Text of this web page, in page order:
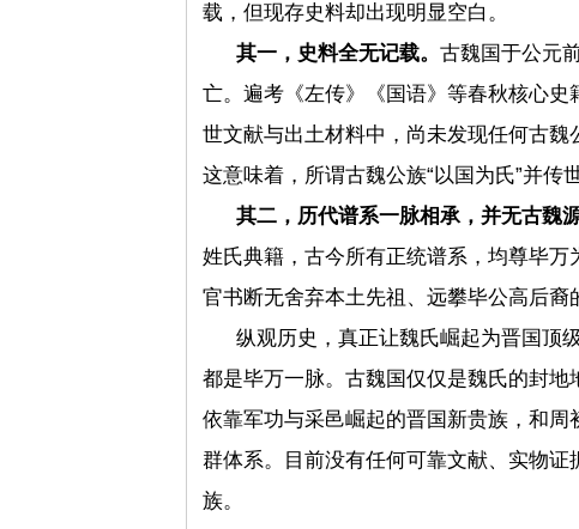
载，但现存史料却出现明显空白。
其一，史料全无记载。 古魏国于公元
亡。遍考《左传》
《国语》等春秋核心
世文献与出土材料中，尚未发现任何古魏
这意味着，所谓古魏公族“以国为氏”并传
其二，历代谱系一脉相承，并无古魏源
姓氏典籍，古今所有正统谱系，均尊毕
官书断无舍弃本土先祖、远攀毕公高后裔
纵观历史，真正让魏氏崛起为晋国顶
都是毕万一脉。古魏国仅仅是魏氏的封
依靠军功与采邑崛起的晋国新贵族，和
群体系。目前没有任何可靠文献、实物
族。